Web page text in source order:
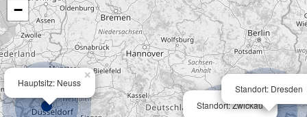
Hauptsitz: Neuss
×
Standort: Zwickau
Standort: Dresden
−